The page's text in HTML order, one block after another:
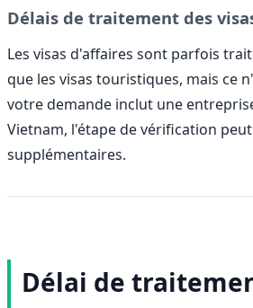
Délais de traitement des
Les visas d'affaires sont parfois
que les visas touristiques, mais ce
votre demande inclut une
Vietnam, l'étape de vérification
supplémentaires.
Délai de